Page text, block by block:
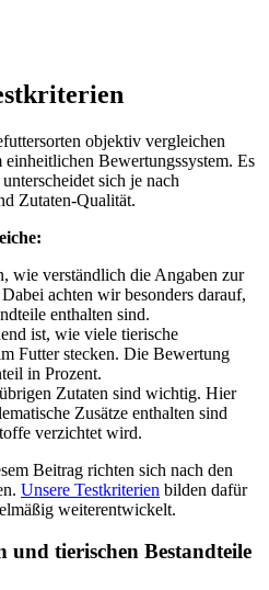
objektiv vergleichen
Bewertungssystem. Es
sich je nach
Zutaten-Qualität.
wie verständlich die Angaben zur
achten wir besonders darauf,
enthalten sind.
ist, wie viele tierische
Futter stecken. Die Bewertung
in Prozent.
Zutaten sind wichtig. Hier
Zusätze enthalten sind
verzichtet wird.
Beitrag richten sich nach den
Unsere Testkriterien bilden dafür
weiterentwickelt.
tierischen Bestandteile